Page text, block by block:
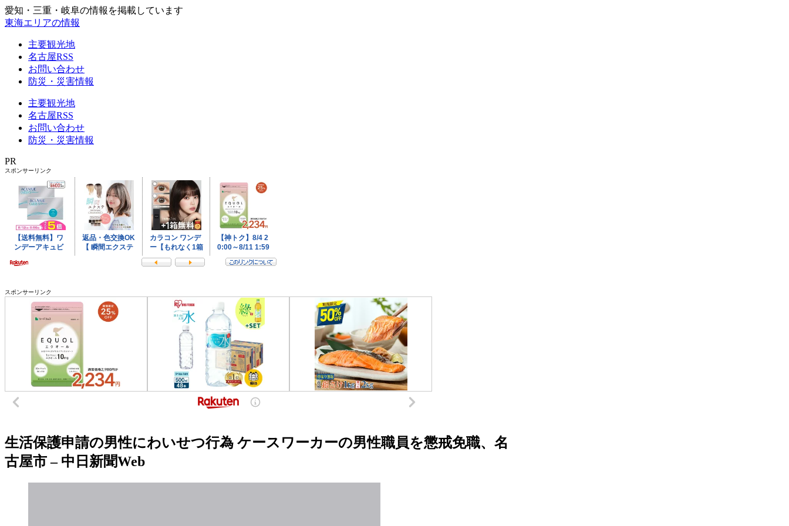
愛知・三重・岐阜の情報を掲載しています
東海エリアの情報
主要観光地
名古屋RSS
お問い合わせ
防災・災害情報
主要観光地
名古屋RSS
お問い合わせ
防災・災害情報
PR
スポンサーリンク
スポンサーリンク
生活保護申請の男性にわいせつ行為 ケースワーカーの男性職員を懲戒免職、名
古屋市 – 中日新聞Web